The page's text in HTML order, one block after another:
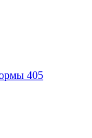
405